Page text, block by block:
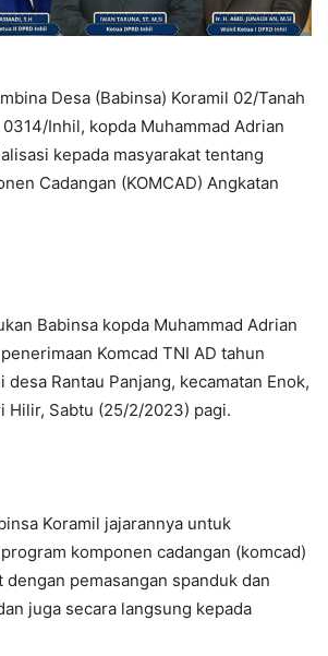
Desa (Babinsa) Koramil 02/Tanah
Inhil, kopda Muhammad Adrian
kepada masyarakat tentang
Cadangan (KOMCAD) Angkatan
Babinsa kopda Muhammad Adrian
Komcad TNI AD tahun
Rantau Panjang, kecamatan Enok,
Hilir, Sabtu (25/2/2023) pagi.
Koramil jajarannya untuk
komponen cadangan (komcad)
dengan pemasangan spanduk dan
juga secara langsung kepada